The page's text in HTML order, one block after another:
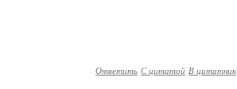
Ответить С цитатой В цитатник